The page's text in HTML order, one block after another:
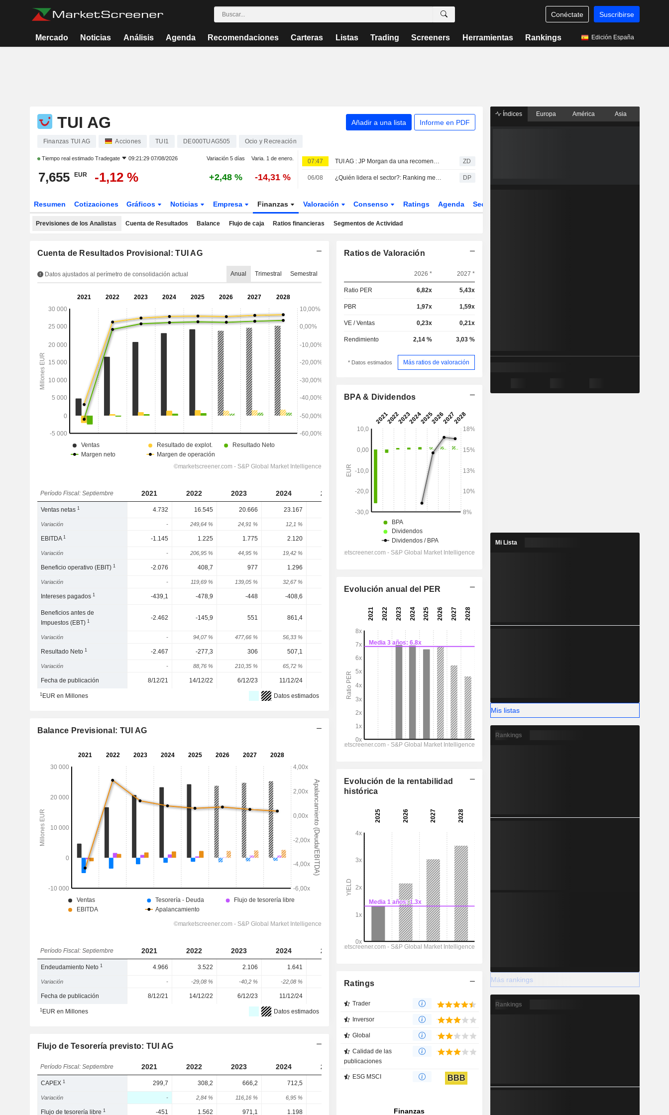
Conéctate Suscribirse
Mercado Noticias Análisis Agenda Recomendaciones Carteras Listas Trading Screeners Herramientas Rankings Edición España
TUI AG Añadir a una lista Informe en PDF
Finanzas TUI AG Acciones TUI1 DE000TUAG505 Ocio y Recreación
Tiempo real estimado Tradegate 09:21:29 07/08/2026 Variación 5 días Varia. 1 de enero.
7,655 EUR -1,12 % +2,48 % -14,31 %
07:47 TUI AG : JP Morgan da una recomendación de compra ZD
06/08 ¿Quién lidera el sector?: Ranking medioambiental de Nabu para las navieras de cruceros DP
Resumen Cotizaciones Gráficos Noticias Empresa Finanzas Valoración Consenso Ratings Agenda Sector
Previsiones de los Analistas Cuenta de Resultados Balance Flujo de caja Ratios financieras Segmentos de Actividad
Cuenta de Resultados Provisional: TUI AG
Datos ajustados al perímetro de consolidación actual Anual Trimestral Semestral
Período Fiscal: Septiembre 2021 2022 2023 2024 2025 2026 2027 2028
Ventas netas1 4.732 16.545 20.666 23.167 23.766 24.622 25.169
Variación - 249,64 % 24,91 % 12,1 % -1,71 %
EBITDA1 -1.145 1.225 1.775 2.120 2.184 2.442
Variación - 206,95 % 44,95 % 19,42 % 7,18 % -3,87 % 11,81 % 7,27 %
Beneficio operativo (EBIT)1 -2.076 408,7 977 1.296
Variación - 119,69 % 139,05 % 32,67 %
Intereses pagados1 -439,1 -478,9 -448 -408,6
Beneficios antes de
Impuestos (EBT)1 -2.462 -145,9 551 861,4 1.024 1.185 1.322
Variación - 94,07 % 477,66 % 56,33 % -0,99 % 15,76 %
Resultado Neto1 -2.467 -277,3 306 507,1 560,6 718,8
Variación - 88,76 % 210,35 % 65,72 % -11,84 % 28,22 %
Fecha de publicación 8/12/21 14/12/22 6/12/23 11/12/24 10/12/25 -
1EUR en Millones Datos estimados
Balance Previsional: TUI AG
Período Fiscal: Septiembre 2021 2022 2023 2024 2025 2026 2027 2028
Endeudamiento Neto1 4.966 3.522 2.106 1.641
Variación - -29,08 % -40,2 % -22,08 % -20,48 % 13,26 % -23,42 %
Fecha de publicación 8/12/21 14/12/22 6/12/23 11/12/24
1EUR en Millones Datos estimados
Flujo de Tesorería previsto: TUI AG
Período Fiscal: Septiembre 2021 2022 2023 2024 2025
CAPEX1 299,7 308,2 666,2 712,5 935,9
Variación - 2,84 % 116,16 % 6,95 %
Flujo de tesorería libre1 -451 1.562 971,1 1.198 738,7
Ratios de Valoración
2026 * 2027 *
Ratio PER 6,82x 5,43x
PBR 1,97x 1,59x
VE / Ventas 0,23x 0,21x
Rendimiento 2,14 % 3,03 %
* Datos estimados Más ratios de valoración
BPA & Dividendos
Evolución anual del PER
Evolución de la rentabilidad
histórica
Ratings
Trader
Inversor
Global
Calidad de las
publicaciones
ESG MSCI BBB
Índices Europa América Asia
Mi Lista
Mis listas
Rankings
Más rankings
Rankings